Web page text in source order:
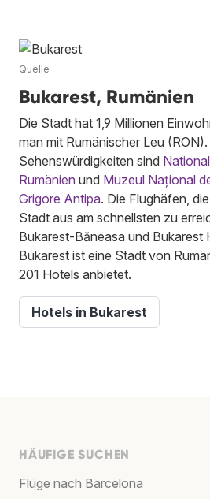
Quelle
Bukarest, Rumänien
Die Stadt hat 1,9 Millionen
man mit Rumänischer Leu
Sehenswürdigkeiten sind
Rumänien und Muzeul Național
Grigore Antipa. Die Flughäfen,
Stadt aus am schnellsten zu
Bukarest-Băneasa und Bukarest
Bukarest ist eine Stadt von
201 Hotels anbietet.
Hotels in Bukarest
HÄUFIGE SUCHEN
Flüge nach Barcelona